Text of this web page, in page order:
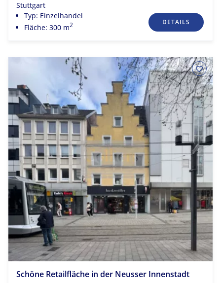
Stuttgart
Typ: Einzelhandel
Fläche: 300 m2 DETAILS
Schöne Retailfläche in der Neusser Innenstadt